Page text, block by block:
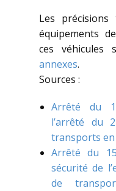
Les précisions
équipements
ces véhicules
annexes.
Sources :
Arrêté du
l’arrêté du
transports en
Arrêté du
sécurité de
de